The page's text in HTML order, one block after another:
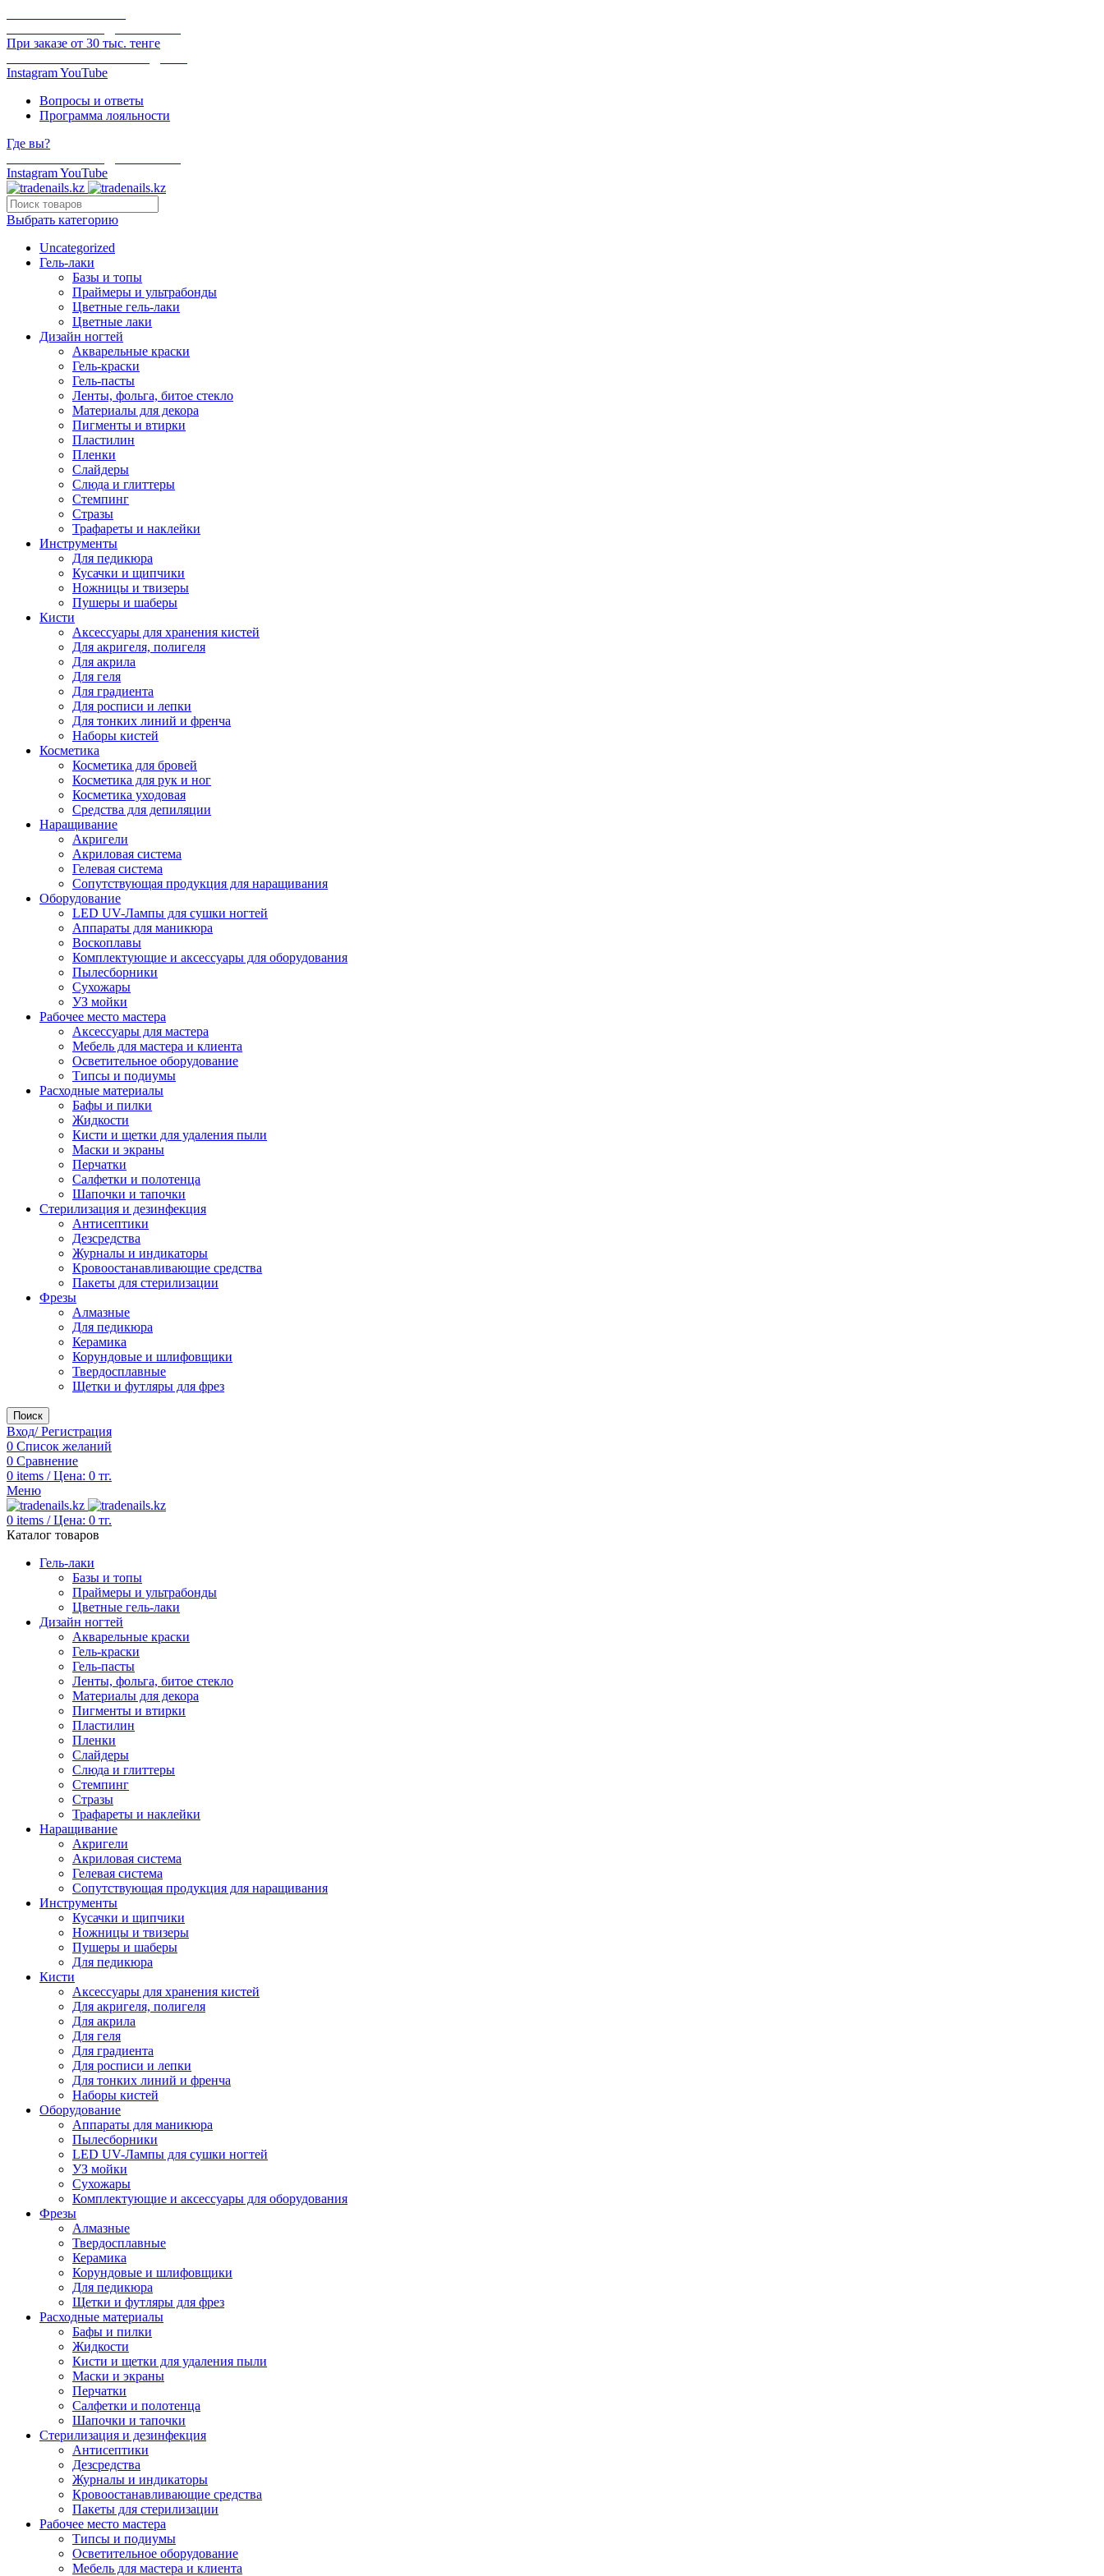
При заказе от 30 тыс. тенге
InstagramYouTube
Вопросы и ответы
Программа лояльности
Где вы?
InstagramYouTube
Выбрать категорию
Uncategorized
Гель-лаки
Базы и топы
Праймеры и ультрабонды
Цветные гель-лаки
Цветные лаки
Дизайн ногтей
Акварельные краски
Гель-краски
Гель-пасты
Ленты, фольга, битое стекло
Материалы для декора
Пигменты и втирки
Пластилин
Пленки
Слайдеры
Слюда и глиттеры
Стемпинг
Стразы
Трафареты и наклейки
Инструменты
Для педикюра
Кусачки и щипчики
Ножницы и твизеры
Пушеры и шаберы
Кисти
Аксессуары для хранения кистей
Для акригеля, полигеля
Для акрила
Для геля
Для градиента
Для росписи и лепки
Для тонких линий и френча
Наборы кистей
Косметика
Косметика для бровей
Косметика для рук и ног
Косметика уходовая
Средства для депиляции
Наращивание
Акригели
Акриловая система
Гелевая система
Сопутствующая продукция для наращивания
Оборудование
LED UV-Лампы для сушки ногтей
Аппараты для маникюра
Воскоплавы
Комплектующие и аксессуары для оборудования
Пылесборники
Сухожары
УЗ мойки
Рабочее место мастера
Аксессуары для мастера
Мебель для мастера и клиента
Осветительное оборудование
Типсы и подиумы
Расходные материалы
Бафы и пилки
Жидкости
Кисти и щетки для удаления пыли
Маски и экраны
Перчатки
Салфетки и полотенца
Шапочки и тапочки
Стерилизация и дезинфекция
Антисептики
Дезсредства
Журналы и индикаторы
Кровоостанавливающие средства
Пакеты для стерилизации
Фрезы
Алмазные
Для педикюра
Керамика
Корундовые и шлифовщики
Твердосплавные
Щетки и футляры для фрез
Поиск
Вход/ Регистрация
0 Список желаний
0 Сравнение
0 items / Цена: 0 тг.
Меню
0 items / Цена: 0 тг.
Каталог товаров
Гель-лаки
Базы и топы
Праймеры и ультрабонды
Цветные гель-лаки
Дизайн ногтей
Акварельные краски
Гель-краски
Гель-пасты
Ленты, фольга, битое стекло
Материалы для декора
Пигменты и втирки
Пластилин
Пленки
Слайдеры
Слюда и глиттеры
Стемпинг
Стразы
Трафареты и наклейки
Наращивание
Акригели
Акриловая система
Гелевая система
Сопутствующая продукция для наращивания
Инструменты
Кусачки и щипчики
Ножницы и твизеры
Пушеры и шаберы
Для педикюра
Кисти
Аксессуары для хранения кистей
Для акригеля, полигеля
Для акрила
Для геля
Для градиента
Для росписи и лепки
Для тонких линий и френча
Наборы кистей
Оборудование
Аппараты для маникюра
Пылесборники
LED UV-Лампы для сушки ногтей
УЗ мойки
Сухожары
Комплектующие и аксессуары для оборудования
Фрезы
Алмазные
Твердосплавные
Керамика
Корундовые и шлифовщики
Для педикюра
Щетки и футляры для фрез
Расходные материалы
Бафы и пилки
Жидкости
Кисти и щетки для удаления пыли
Маски и экраны
Перчатки
Салфетки и полотенца
Шапочки и тапочки
Стерилизация и дезинфекция
Антисептики
Дезсредства
Журналы и индикаторы
Кровоостанавливающие средства
Пакеты для стерилизации
Рабочее место мастера
Типсы и подиумы
Осветительное оборудование
Мебель для мастера и клиента